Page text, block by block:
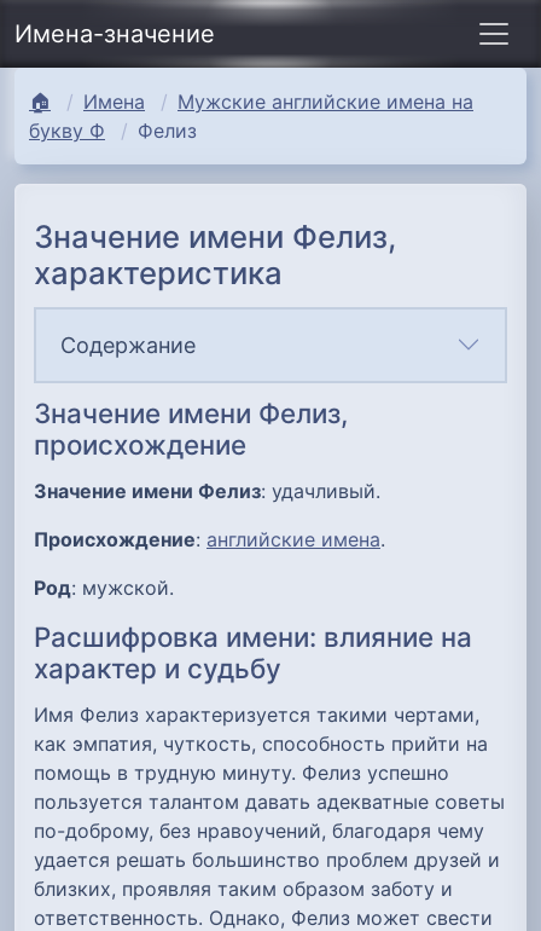
Имена-значение
🏠 Имена
Мужские английские имена на
букву Ф
Фелиз
Значение имени Фелиз,
характеристика
Содержание
Значение имени Фелиз,
происхождение
Значение имени Фелиз: удачливый.
Происхождение: английские имена.
Род: мужской.
Расшифровка имени: влияние на
характер и судьбу
Имя Фелиз характеризуется такими чертами,
как эмпатия, чуткость, способность прийти на
помощь в трудную минуту. Фелиз успешно
пользуется талантом давать адекватные советы
по-доброму, без нравоучений, благодаря чему
удается решать большинство проблем друзей и
близких, проявляя таким образом заботу и
ответственность. Однако, Фелиз может свести